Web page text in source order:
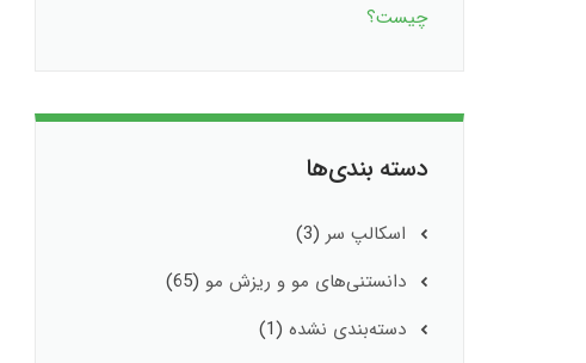
چیست؟
دسته بندی‌ها
اسکالپ سر (3)
دانستنی‌های مو و ریزش مو (65)
دسته‌بندی نشده (1)